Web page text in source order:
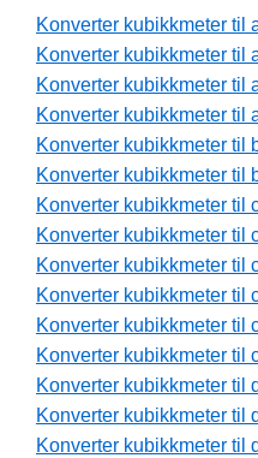
Konverter kubikkmeter til
Konverter kubikkmeter til
Konverter kubikkmeter til
Konverter kubikkmeter til
Konverter kubikkmeter til
Konverter kubikkmeter til
Konverter kubikkmeter til
Konverter kubikkmeter til
Konverter kubikkmeter til
Konverter kubikkmeter til
Konverter kubikkmeter til
Konverter kubikkmeter til
Konverter kubikkmeter til
Konverter kubikkmeter til
Konverter kubikkmeter til